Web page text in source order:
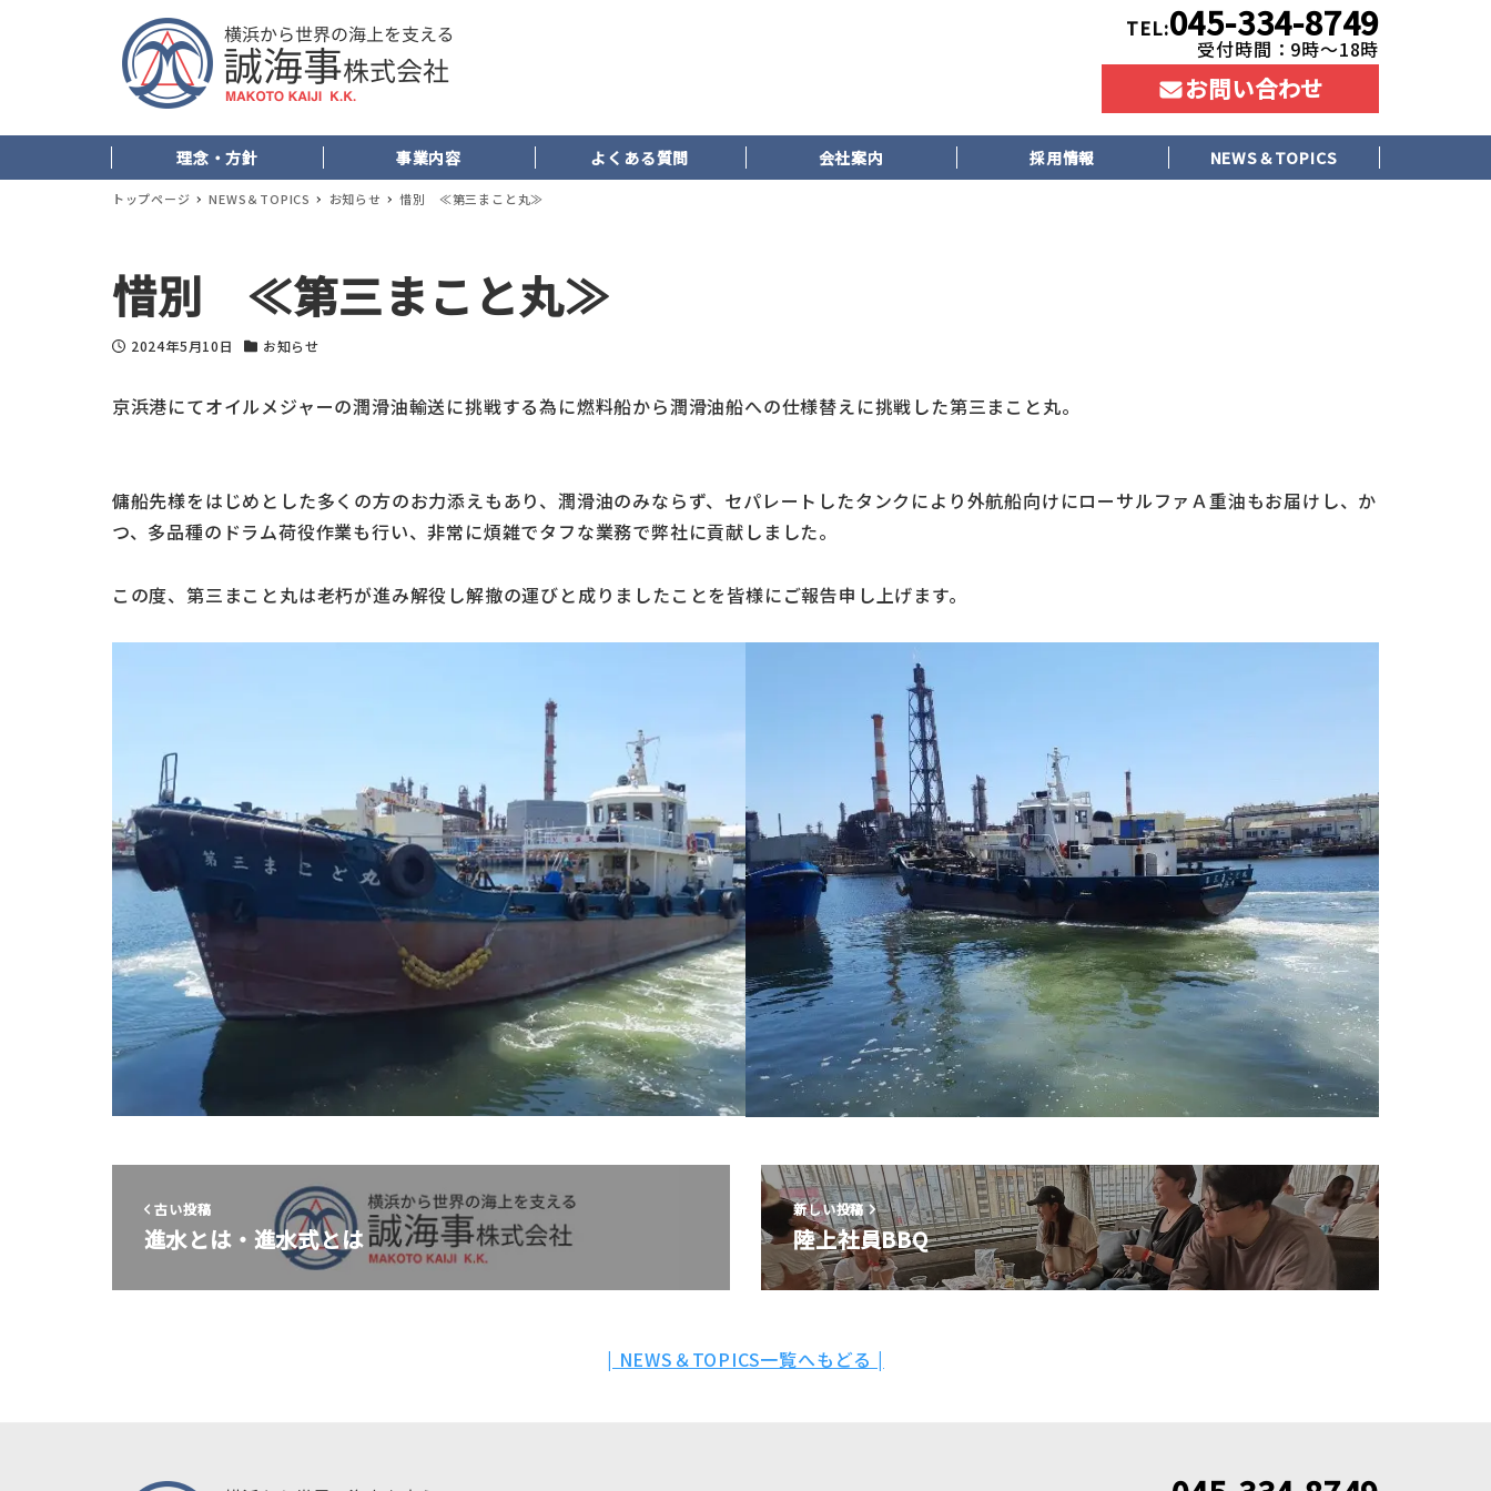
TEL:045-334-8749
受付時間：9時〜18時
お問い合わせ
理念・方針 事業内容 よくある質問 会社案内 採用情報 NEWS＆TOPICS
トップページ NEWS＆TOPICS お知らせ 惜別 ≪第三まこと丸≫
惜別 ≪第三まこと丸≫
投稿日
2024年5月10日
カテゴリー
お知らせ
京浜港にてオイルメジャーの潤滑油輸送に挑戦する為に燃料船から潤滑油船への仕様替えに挑戦した第三まこと丸。
傭船先様をはじめとした多くの方のお力添えもあり、潤滑油のみならず、セパレートしたタンクにより外航船向けにローサルファＡ重油もお届けし、か
つ、多品種のドラム荷役作業も行い、非常に煩雑でタフな業務で弊社に貢献しました。
この度、第三まこと丸は老朽が進み解役し解撤の運びと成りましたことを皆様にご報告申し上げます。
古い投稿
進水とは・進水式とは
新しい投稿
陸上社員BBQ
| NEWS＆TOPICS一覧へもどる |